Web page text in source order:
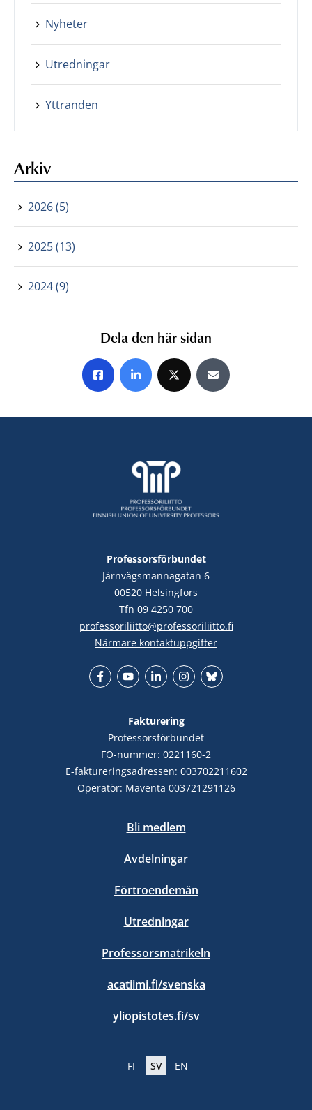
Nyheter
Utredningar
Yttranden
Arkiv
2026 (5)
2025 (13)
2024 (9)
Dela den här sidan
Share on Facebook
Share on LinkedIn
Share on XShare by E-mail
Professorsförbundet
Järnvägsmannagatan 6
00520 Helsingfors
Tfn 09 4250 700
professoriliitto@professoriliitto.fi
Närmare kontaktuppgifter
Fakturering
Professorsförbundet
FO-nummer: 0221160-2
E-faktureringsadressen: 003702211602
Operatör: Maventa 003721291126
Bli medlem
Avdelningar
Förtroendemän
Utredningar
Professorsmatrikeln
acatiimi.fi/svenska
yliopistotes.fi/sv
FI SV EN